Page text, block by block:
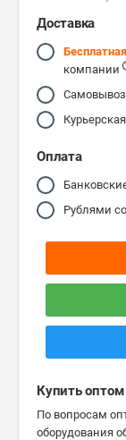
Доставка
компании
Оплата
Рублями
Купить оптом
По вопросам
оборудования